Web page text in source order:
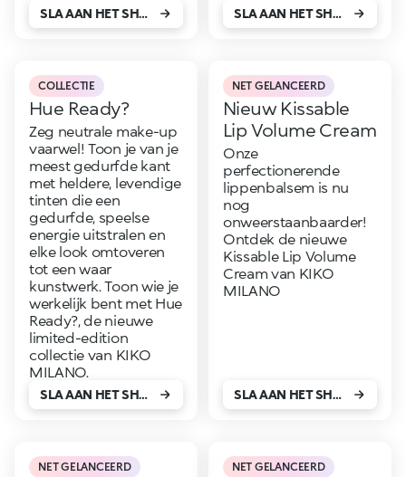
SLA AAN HET SHOPPEN! SLA AAN HET SHOPPEN!
COLLECTIE
Hue Ready?
Zeg neutrale make-up
vaarwel! Toon je van je
meest gedurfde kant
met heldere, levendige
tinten die een
gedurfde, speelse
energie uitstralen en
elke look omtoveren
tot een waar
kunstwerk. Toon wie je
werkelijk bent met Hue
Ready?, de nieuwe
limited-edition
collectie van KIKO
MILANO.
SLA AAN HET SHOPPEN!
NET GELANCEERD
Nieuw Kissable
Lip Volume Cream
Onze
perfectionerende
lippenbalsem is nu
nog
onweerstaanbaarder!
Ontdek de nieuwe
Kissable Lip Volume
Cream van KIKO
MILANO
SLA AAN HET SHOPPEN!
NET GELANCEERD NET GELANCEERD